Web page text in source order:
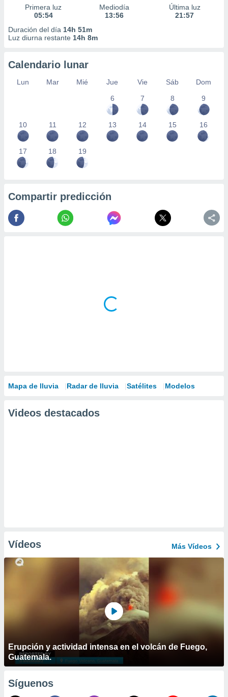
Primera luz
05:54
Mediodía
13:56
Última luz
21:57
Duración del día 14h 51m
Luz diurna restante 14h 8m
Calendario lunar
Lun Mar Mié Jue Vie Sáb
Dom
6
7 8 9
10 11 12 13 14 15 16
17 18 19
Compartir predicción
Mapa de lluvia Radar de lluvia Satélites Modelos
Videos destacados
Vídeos Más Vídeos
Erupción y actividad intensa en el volcán de Fuego,
Guatemala.
Síguenos